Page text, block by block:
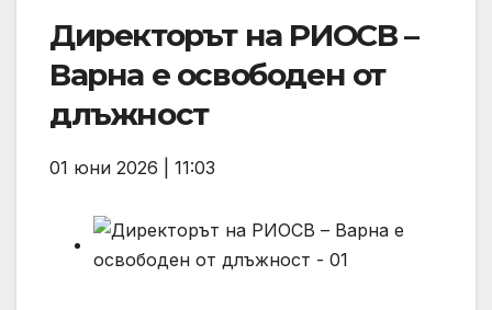
Директорът на РИОСВ –
Варна е освободен от
длъжност
01 юни 2026 | 11:03